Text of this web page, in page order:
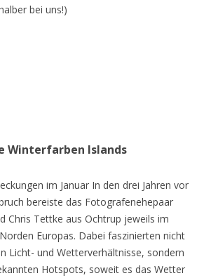
bei uns!)
Winterfarben Islands
im Januar In den drei Jahren vor
bereiste das Fotografenehepaar
Chris Tettke aus Ochtrup jeweils im
Europas. Dabei faszinierten nicht
Licht- und Wetterverhältnisse, sondern
Hotspots, soweit es das Wetter